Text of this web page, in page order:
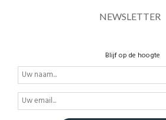
NEWSLETTER
Blijf op de hoogte